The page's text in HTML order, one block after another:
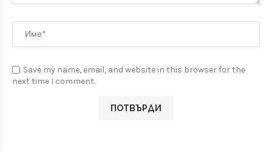
Save my name, email, and website in this browser for the
next time I comment.